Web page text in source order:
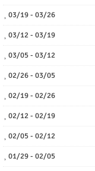
03/19 - 03/26
03/12 - 03/19
03/05 - 03/12
02/26 - 03/05
02/19 - 02/26
02/12 - 02/19
02/05 - 02/12
01/29 - 02/05